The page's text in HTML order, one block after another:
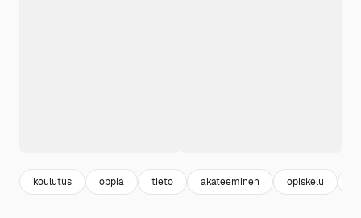
koulutus oppia tieto akateeminen opiskelu